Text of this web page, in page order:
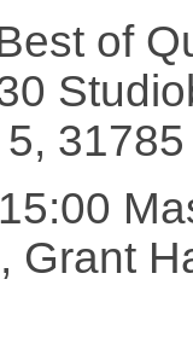
of
Grant